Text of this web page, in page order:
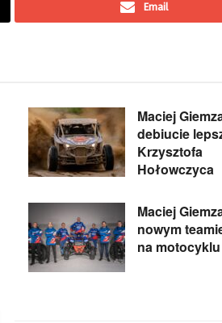
Email
Maciej
debiucie
Krzysztofa
Hołowczyca
Maciej
nowym
na motocyklu